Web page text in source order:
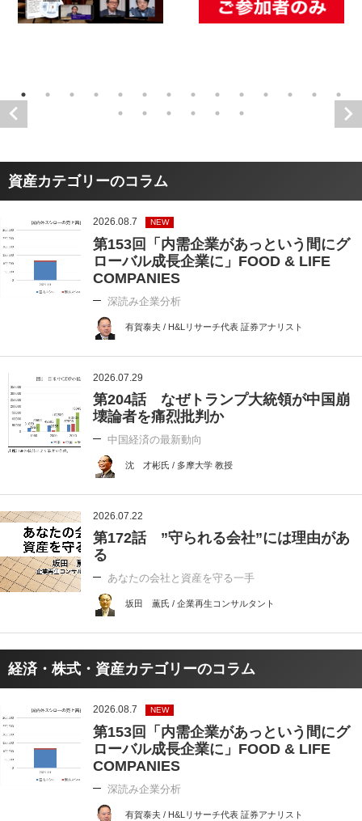
資産カテゴリーのコラム
2026.08.7 NEW
第153回「内需企業があっという間にグ
ローバル成長企業に」FOOD & LIFE
COMPANIES
深読み企業分析
有賀泰夫 / H&Lリサーチ代表 証券アナリスト
2026.07.29
第204話 なぜトランプ大統領が中国崩
壊論者を痛烈批判か
中国経済の最新動向
沈 才彬氏 / 多摩大学 教授
2026.07.22
第172話 ”守られる会社”には理由があ
る
あなたの会社と資産を守る一手
坂田 薫氏 / 企業再生コンサルタント
経済・株式・資産カテゴリーのコラム
2026.08.7 NEW
第153回「内需企業があっという間にグ
ローバル成長企業に」FOOD & LIFE
COMPANIES
深読み企業分析
有賀泰夫 / H&Lリサーチ代表 証券アナリスト